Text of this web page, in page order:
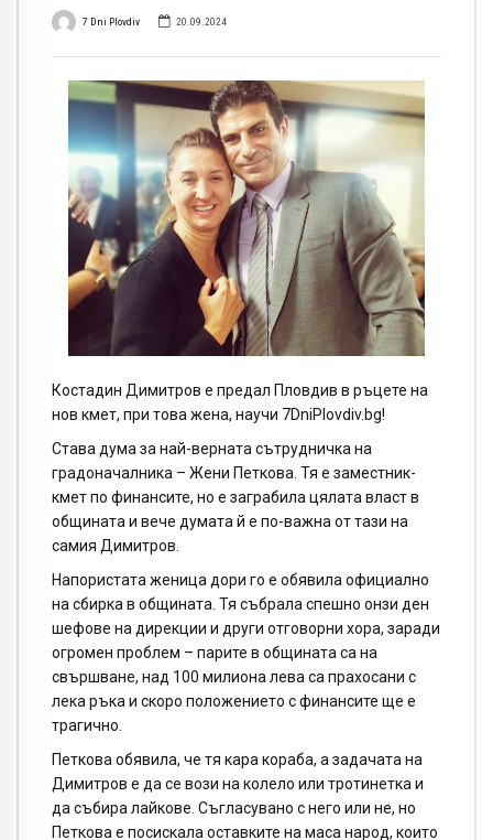
7 Dni Plovdiv 20.09.2024
Костадин Димитров е предал Пловдив в ръцете на
нов кмет, при това жена, научи 7DniPlovdiv.bg!
Става дума за най-верната сътрудничка на
градоначалника – Жени Петкова. Тя е заместник-
кмет по финансите, но е заграбила цялата власт в
общината и вече думата й е по-важна от тази на
самия Димитров.
Напористата женица дори го е обявила официално
на сбирка в общината. Тя събрала спешно онзи ден
шефове на дирекции и други отговорни хора, заради
огромен проблем – парите в общината са на
свършване, над 100 милиона лева са прахосани с
лека ръка и скоро положението с финансите ще е
трагично.
Петкова обявила, че тя кара кораба, а задачата на
Димитров е да се вози на колело или тротинетка и
да събира лайкове. Съгласувано с него или не, но
Петкова е посискала оставките на маса народ, които